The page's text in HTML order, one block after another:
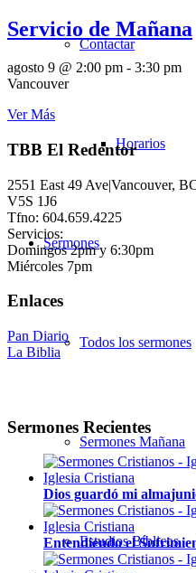
Contactar
Horarios
Sermones
Todos los sermones
Sermones Mañana
Estudios Bíblicos
Servicio de Mañana
agosto 9 @ 2:00 pm - 3:30 pm
Vancouver
Ver Más
TBB El Redentor
2551 East 49 Ave|Vancouver,
V5S 1J6
Tfno: 604.659.4225
Servicios:
Domingos 2pm y 6:30pm
Miércoles 7pm
Enlaces
Pan Diario
La Biblia
Sermones Recientes
Dios guardó mi alma
Entendiendo el